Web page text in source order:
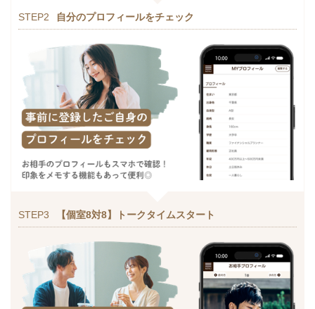
STEP2 自分のプロフィールをチェック
STEP3 【個室8対8】トークタイムスタート